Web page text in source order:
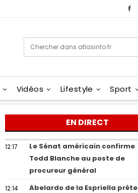
Vidéos Lifestyle Sport
EN DIRECT
12:17
Le Sénat américain confirme
Todd Blanche au poste de
procureur général
12:14
Abelardo de la Espriella prête